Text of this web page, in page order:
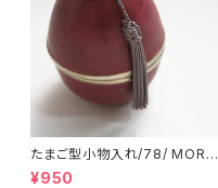
たまご型小物入れ/78/ MORO
CCO モロッコ
¥950